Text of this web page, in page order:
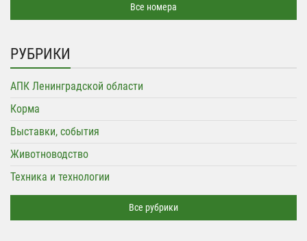
Все номера
РУБРИКИ
АПК Ленинградской области
Корма
Выставки, события
Животноводство
Техника и технологии
Все рубрики